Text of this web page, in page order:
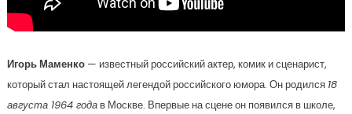
Игорь Маменко— известный российский актер, комик и сценарист,
который стал настоящей легендой российского юмора. Он родился 18
августа 1964 годав Москве. Впервые на сцене он появился в школе,